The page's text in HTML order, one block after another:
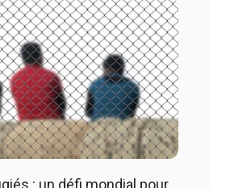
: un défi mondial pour